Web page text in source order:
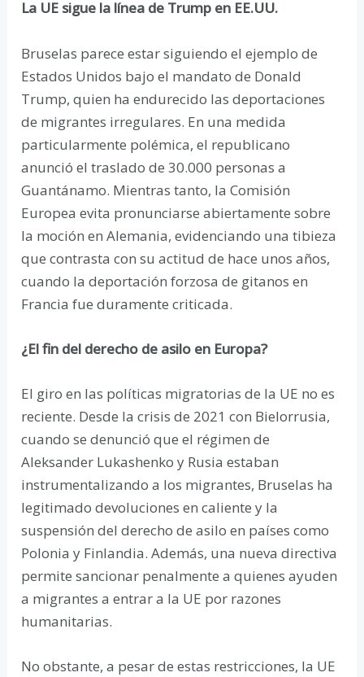
La UE sigue la línea de Trump en EE.UU.
Bruselas parece estar siguiendo el ejemplo de
Estados Unidos bajo el mandato de Donald
Trump, quien ha endurecido las deportaciones
de migrantes irregulares. En una medida
particularmente polémica, el republicano
anunció el traslado de 30.000 personas a
Guantánamo. Mientras tanto, la Comisión
Europea evita pronunciarse abiertamente sobre
la moción en Alemania, evidenciando una tibieza
que contrasta con su actitud de hace unos años,
cuando la deportación forzosa de gitanos en
Francia fue duramente criticada.
¿El fin del derecho de asilo en Europa?
El giro en las políticas migratorias de la UE no es
reciente. Desde la crisis de 2021 con Bielorrusia,
cuando se denunció que el régimen de
Aleksander Lukashenko y Rusia estaban
instrumentalizando a los migrantes, Bruselas ha
legitimado devoluciones en caliente y la
suspensión del derecho de asilo en países como
Polonia y Finlandia. Además, una nueva directiva
permite sancionar penalmente a quienes ayuden
a migrantes a entrar a la UE por razones
humanitarias.
No obstante, a pesar de estas restricciones, la UE